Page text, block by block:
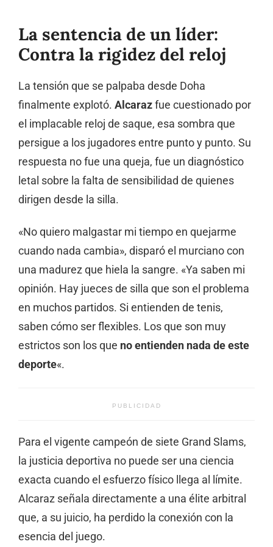
La sentencia de un líder:
Contra la rigidez del reloj
La tensión que se palpaba desde Doha
finalmente explotó. Alcaraz fue cuestionado por
el implacable reloj de saque, esa sombra que
persigue a los jugadores entre punto y punto. Su
respuesta no fue una queja, fue un diagnóstico
letal sobre la falta de sensibilidad de quienes
dirigen desde la silla.
«No quiero malgastar mi tiempo en quejarme
cuando nada cambia», disparó el murciano con
una madurez que hiela la sangre. «Ya saben mi
opinión. Hay jueces de silla que son el problema
en muchos partidos. Si entienden de tenis,
saben cómo ser flexibles. Los que son muy
estrictos son los que no entienden nada de este
deporte«.
PUBLICIDAD
Para el vigente campeón de siete Grand Slams,
la justicia deportiva no puede ser una ciencia
exacta cuando el esfuerzo físico llega al límite.
Alcaraz señala directamente a una élite arbitral
que, a su juicio, ha perdido la conexión con la
esencia del juego.